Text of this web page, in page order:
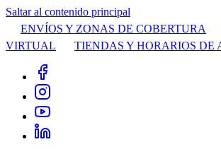
Saltar al contenido principal
ENVÍOS Y ZONAS DE COBERTURA
VIRTUAL
TIENDAS Y HORARIOS DE